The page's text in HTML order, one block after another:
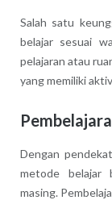
Salah satu
belajar sesuai
pelajaran atau
yang memiliki
Dengan
metode belajar
masing.